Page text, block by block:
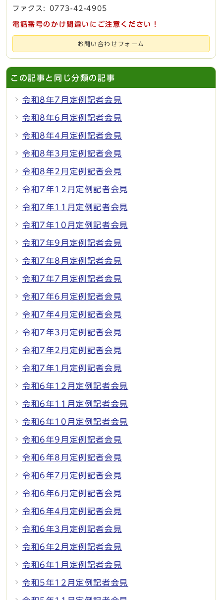
ファクス: 0773-42-4905
電話番号のかけ間違いにご注意ください！
お問い合わせフォーム
この記事と同じ分類の記事
令和8年7月定例記者会見
令和8年6月定例記者会見
令和8年4月定例記者会見
令和8年3月定例記者会見
令和8年2月定例記者会見
令和7年12月定例記者会見
令和7年11月定例記者会見
令和7年10月定例記者会見
令和7年9月定例記者会見
令和7年8月定例記者会見
令和7年7月定例記者会見
令和7年6月定例記者会見
令和7年4月定例記者会見
令和7年3月定例記者会見
令和7年2月定例記者会見
令和7年1月定例記者会見
令和6年12月定例記者会見
令和6年11月定例記者会見
令和6年10月定例記者会見
令和6年9月定例記者会見
令和6年8月定例記者会見
令和6年7月定例記者会見
令和6年6月定例記者会見
令和6年4月定例記者会見
令和6年3月定例記者会見
令和6年2月定例記者会見
令和6年1月定例記者会見
令和5年12月定例記者会見